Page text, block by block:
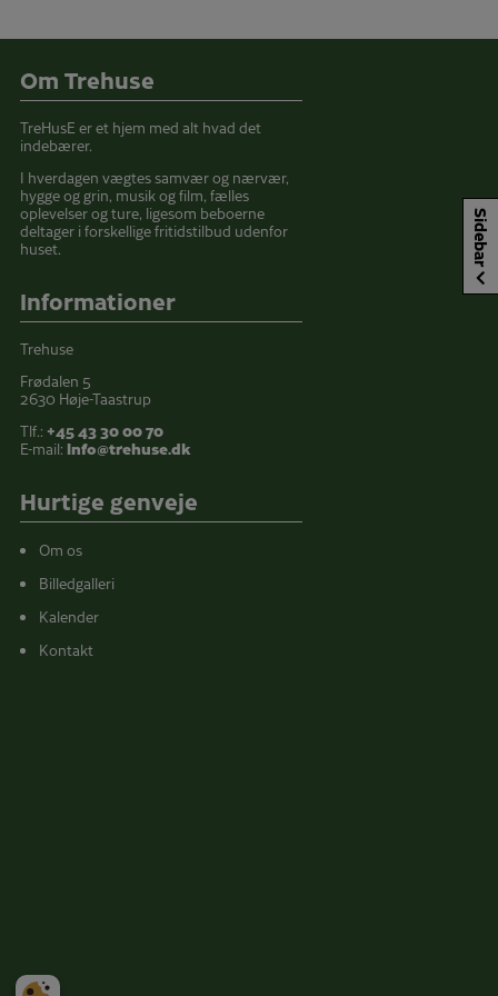
Sidebar
Om Trehuse
TreHusE er et hjem med alt hvad det
indebærer.
I hverdagen vægtes samvær og nærvær,
hygge og grin, musik og film, fælles
oplevelser og ture, ligesom beboerne
deltager i forskellige fritidstilbud udenfor
huset.
Informationer
Trehuse
Frødalen 5
2630 Høje-Taastrup
Tlf.: +45 43 30 00 70
E-mail: info@trehuse.dk
Hurtige genveje
Om os
Billedgalleri
Kalender
Kontakt